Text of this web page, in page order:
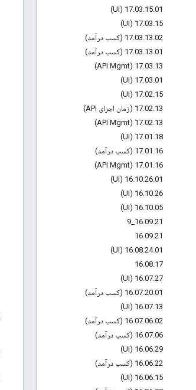
17.03.15.01 (UI)
17.03.15 (UI)
17.03.13.02 (کسب درآمد)
17.03.13.01 (کسب درآمد)
17.03.13 (API Mgmt)
17.03.01 (UI)
17.02.15 (UI)
17.02.13 (زمان اجرای API)
17.02.13 (API Mgmt)
17.01 .18 (UI)
17.01 .16 (کسب درآمد)
17.01 .16 (API Mgmt)
16.10.26.01 (UI)
16.10.26 (UI)
16.10.05 (UI)
16.09.21
9
16.09.21
16.08.24.01 (UI)
16.08.17
16.07.27 (UI)
16.07.20.01 (کسب درآمد)
16.07.13 (UI)
16.07.06.02 (کسب درآمد)
16.07.06 (کسب درآمد)
16.06.29 (UI)
16.06.22 (کسب درآمد)
16.06.15 (UI)